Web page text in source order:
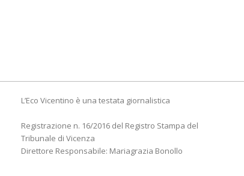
L’Eco Vicentino è una testata giornalistica
Registrazione n. 16/2016 del Registro Stampa del
Tribunale di Vicenza
Direttore Responsabile: Mariagrazia Bonollo